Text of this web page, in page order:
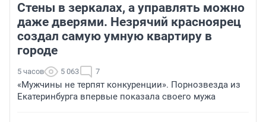
Стены в зеркалах, а управлять можно
даже дверями. Незрячий красноярец
создал самую умную квартиру в
городе
5 часов 5 063 7
«Мужчины не терпят конкуренции». Порнозвезда из
Екатеринбурга впервые показала своего мужа